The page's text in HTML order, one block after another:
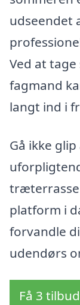
udseendet
Ved at
fagmand
langt ind i
Gå ikke
træterrasse
platform i
forvandle
udendørs
Få 3